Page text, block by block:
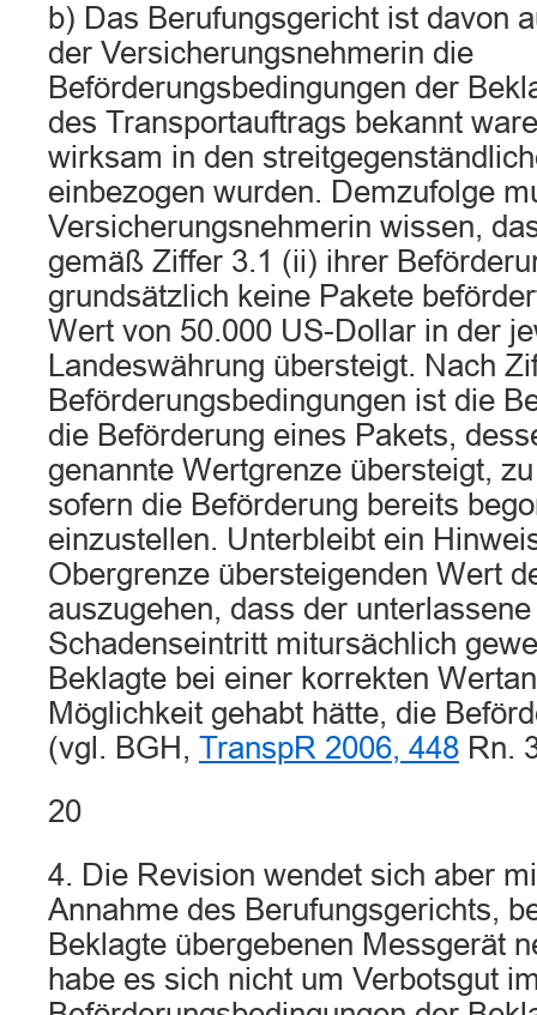
b) Das Berufungsgericht ist davon
der Versicherungsnehmerin die
Beförderungsbedingungen der
des Transportauftrags bekannt
wirksam in den
einbezogen wurden. Demzufolge
Versicherungsnehmerin wissen,
gemäß Ziffer 3.1 (ii) ihrer
grundsätzlich keine Pakete
Wert von 50.000 US-Dollar in der
Landeswährung übersteigt. Nach
Beförderungsbedingungen ist die
die Beförderung eines Pakets,
genannte Wertgrenze übersteigt,
sofern die Beförderung bereits
einzustellen. Unterbleibt ein
Obergrenze übersteigenden Wert
auszugehen, dass der
Schadenseintritt mitursächlich
Beklagte bei einer korrekten
Möglichkeit gehabt hätte, die
(vgl. BGH, TranspR 2006, 448 Rn.
20
4. Die Revision wendet sich aber
Annahme des Berufungsgerichts,
Beklagte übergebenen Messgerät
habe es sich nicht um Verbotsgut